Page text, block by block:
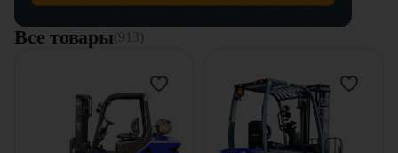
Все товары(913)